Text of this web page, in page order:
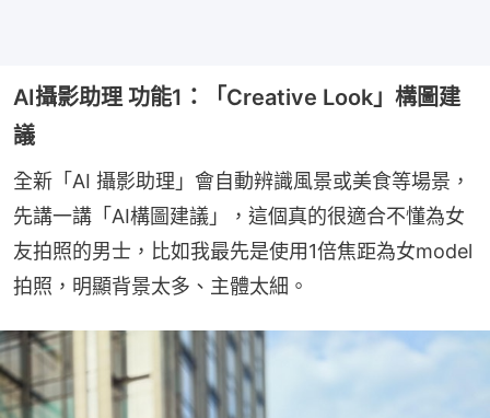
AI攝影助理 功能1：「Creative Look」構圖建
議
全新「AI 攝影助理」會自動辨識風景或美食等場景，
先講一講「AI構圖建議」，這個真的很適合不懂為女
友拍照的男士，比如我最先是使用1倍焦距為女model
拍照，明顯背景太多、主體太細。